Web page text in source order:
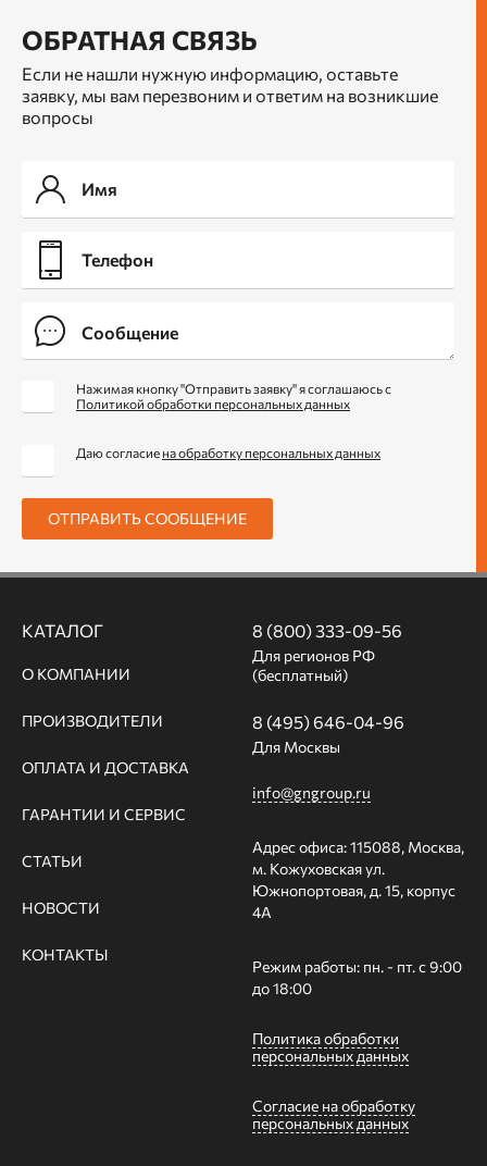
ОБРАТНАЯ СВЯЗЬ
Если не нашли нужную информацию, оставьте
заявку, мы вам перезвоним и ответим на возникшие
вопросы
Нажимая кнопку "Отправить заявку" я соглашаюсь с
Политикой обработки персональных данных
Даю согласие на обработку персональных данных
ОТПРАВИТЬ СООБЩЕНИЕ
КАТАЛОГ
О КОМПАНИИ
ПРОИЗВОДИТЕЛИ
ОПЛАТА И ДОСТАВКА
ГАРАНТИИ И СЕРВИС
СТАТЬИ
НОВОСТИ
КОНТАКТЫ
8 (800) 333-09-56
Для регионов РФ
(бесплатный)
8 (495) 646-04-96
Для Москвы
info@gngroup.ru
Адрес офиса: 115088, Москва,
м. Кожуховская ул.
Южнопортовая, д. 15, корпус
4А
Режим работы: пн. - пт. с 9:00
до 18:00
Политика обработки
персональных данных
Согласие на обработку
персональных данных